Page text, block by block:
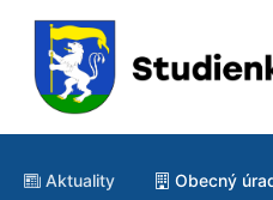
Aktuality Obecný